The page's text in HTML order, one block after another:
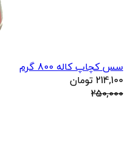
سس کچاپ کاله 800 گرم
214,100 تومان
250,000